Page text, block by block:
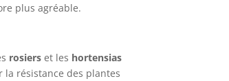
plus agréable.
rosiers et les hortensias
résistance des plantes